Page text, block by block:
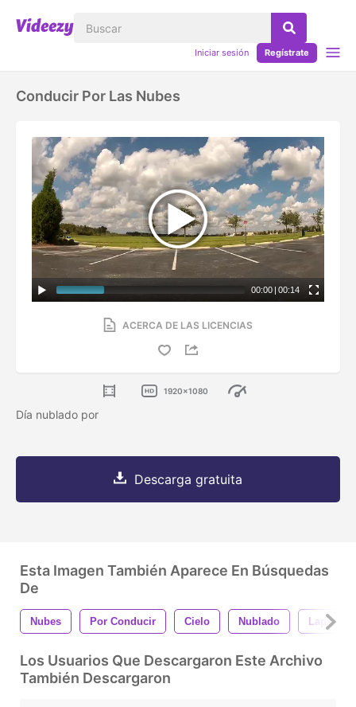
Iniciar sesión Regístrate
Conducir Por Las Nubes
00:00 | 00:14
ACERCA DE LAS LICENCIAS
1920x1080
Día nublado por
Descarga gratuita
Esta Imagen También Aparece En Búsquedas
De
Nubes Por Conducir Cielo Nublado Lapso
Los Usuarios Que Descargaron Este Archivo
También Descargaron